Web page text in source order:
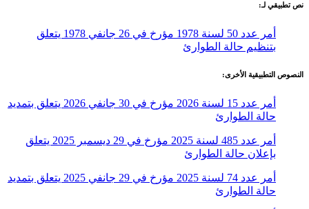
نص تطبيقي لـ:
أمر عدد 50 لسنة 1978 مؤرخ في 26 جانفي 1978 يتعلق
بتنظيم حالة الطوارئ
النصوص التطبيقية الأخرى:
أمر عدد 15 لسنة 2026 مؤرخ في 30 جانفي 2026 يتعلق بتمديد
حالة الطوارئ
أمر عدد 485 لسنة 2025 مؤرخ في 29 ديسمبر 2025 يتعلق
بإعلان حالة الطوارئ
أمر عدد 74 لسنة 2025 مؤرخ في 29 جانفي 2025 يتعلق بتمديد
حالة الطوارئ